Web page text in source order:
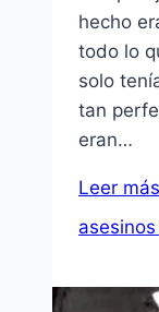
hecho
todo lo
solo
tan
eran…
Leer más